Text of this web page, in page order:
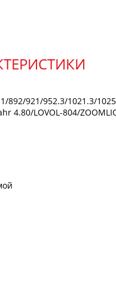
892/921/952.3/1021.3/
4.80/LOVOL-804/